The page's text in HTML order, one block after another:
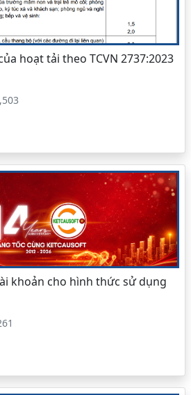
hoạt tải theo TCVN 2737:2023
khoản cho hình thức sử dụng